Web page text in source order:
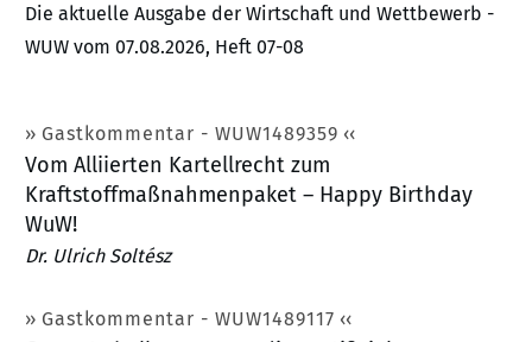
Die aktuelle Ausgabe der Wirtschaft und Wettbewerb -
WUW vom 07.08.2026, Heft 07-08
Gastkommentar - WUW1489359
Vom Alliierten Kartellrecht zum
Kraftstoffmaßnahmenpaket – Happy Birthday
WuW!
Dr. Ulrich Soltész
Gastkommentar - WUW1489117